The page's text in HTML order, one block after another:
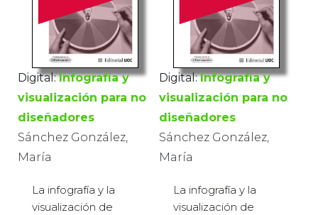
Digital: Infografía y
visualización para no
diseñadores
Sánchez González,
María
La infografía y la
visualización de
Digital: Infografía y
visualización para no
diseñadores
Sánchez González,
María
La infografía y la
visualización de